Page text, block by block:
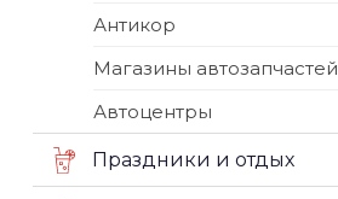
Антикор
Магазины автозапчастей
Автоцентры
Праздники и отдых